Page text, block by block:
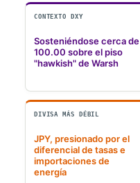
CONTEXTO DXY
Sosteniéndose cerca de
100.00 sobre el piso
"hawkish" de Warsh
DIVISA MÁS DÉBIL
JPY, presionado por el
diferencial de tasas e
importaciones de
energía